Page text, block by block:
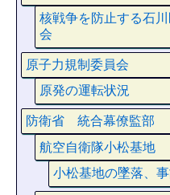
核戦争を防止する石川
会
原子力規制委員会
原発の運転状況
防衛省 統合幕僚監部
航空自衛隊小松基地
小松基地の墜落、事